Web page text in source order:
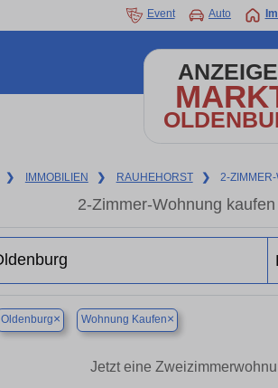
Event Auto
❯ IMMOBILIEN ❯ RAUHEHORST ❯ 2-
2-Zimmer-Wohnung
Oldenburg× Wohnung Kaufen×
Jetzt eine